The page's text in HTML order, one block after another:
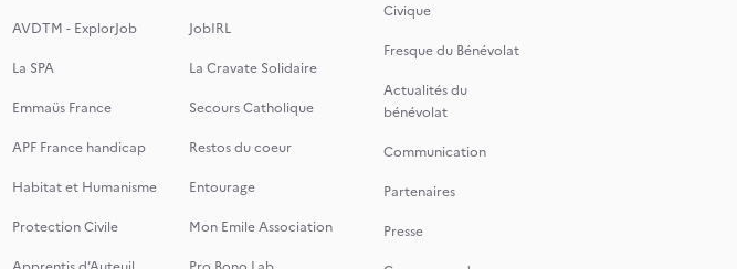
AVDTM - ExplorJob
JobIRL
La SPA
La Cravate Solidaire
Emmaüs France
Secours Catholique
APF France handicap
Restos du coeur
Habitat et Humanisme
Entourage
Protection Civile
Mon Emile Association
Civique
Fresque du Bénévolat
Actualités du
bénévolat
Communication
Partenaires
Presse